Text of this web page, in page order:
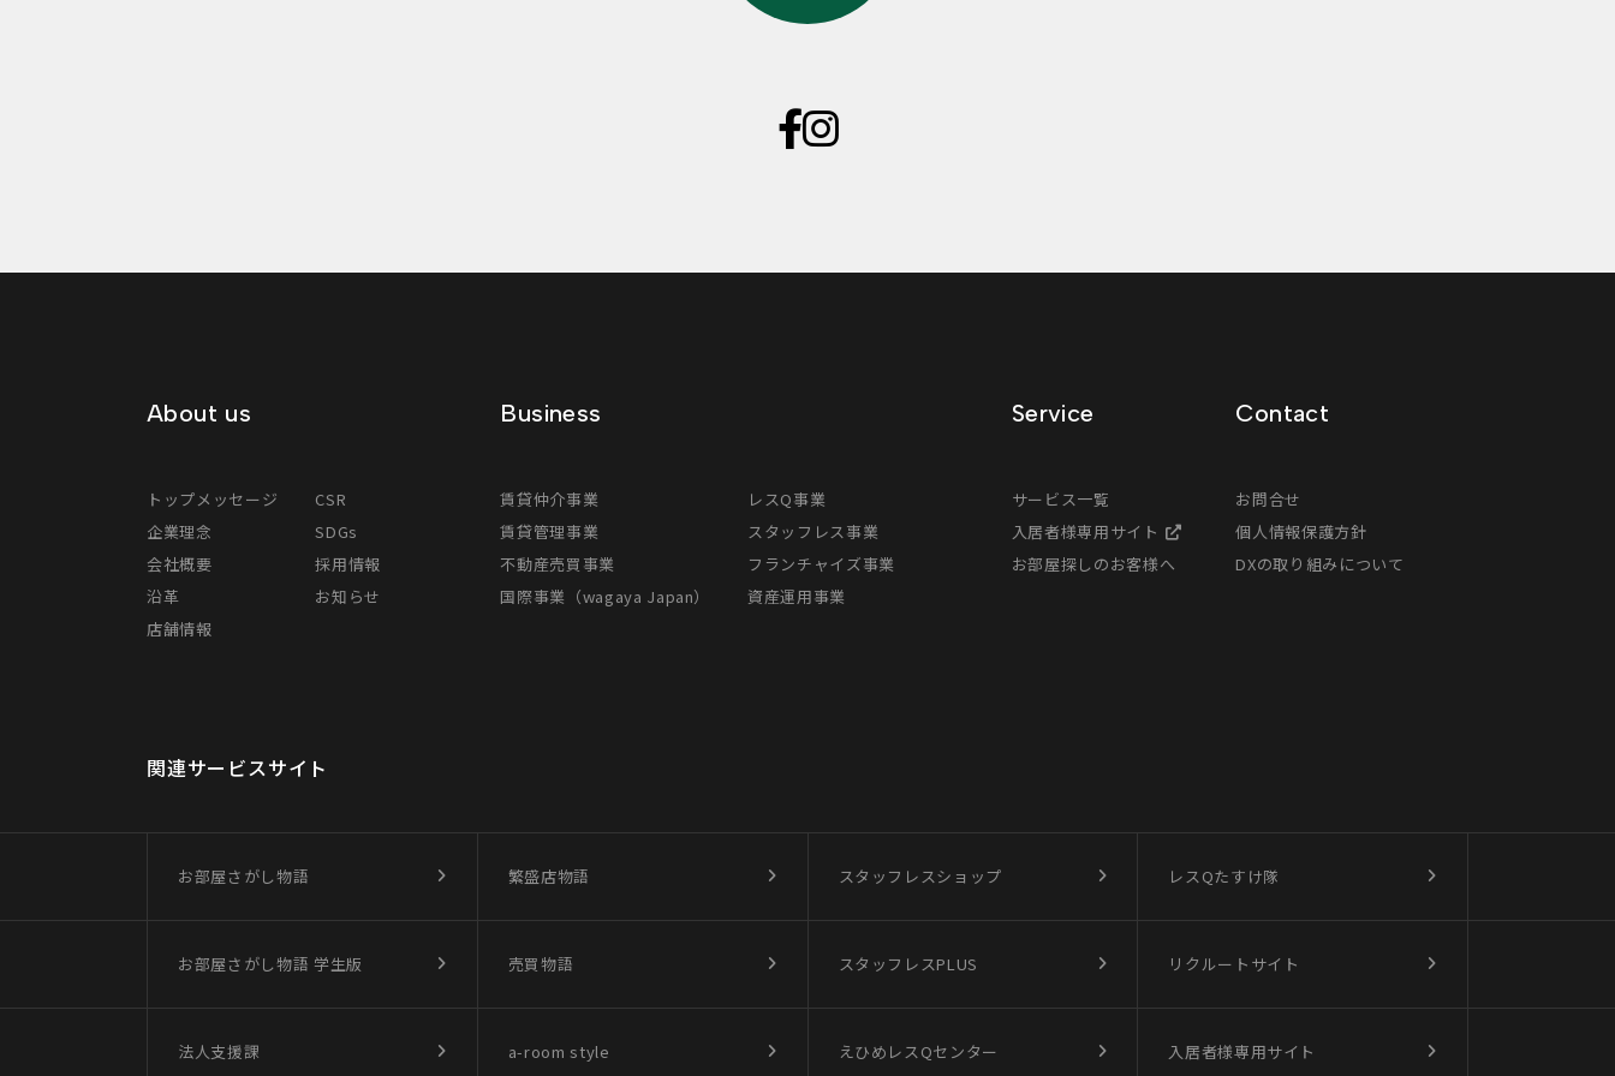
About us
トップメッセージ
企業理念
会社概要
沿革
店舗情報
CSR
SDGs
採用情報
お知らせ
Business
賃貸仲介事業
賃貸管理事業
不動産売買事業
国際事業（wagaya Japan）
レスQ事業
スタッフレス事業
フランチャイズ事業
資産運用事業
Service
サービス一覧
入居者様専用サイト
お部屋探しのお客様へ
Contact
お問合せ
個人情報保護方針
DXの取り組みについて
関連サービスサイト
お部屋さがし物語 繁盛店物語 スタッフレスショップ レスQたすけ隊
お部屋さがし物語 学生版 売買物語 スタッフレスPLUS リクルートサイト
法人支援課 a-room style えひめレスQセンター 入居者様専用サイト